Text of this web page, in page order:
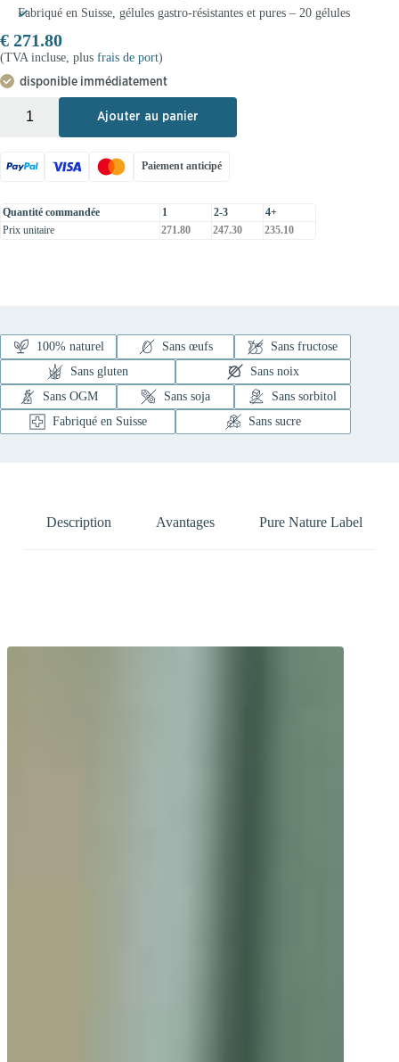
Fabriqué en Suisse, gélules gastro-résistantes et pures – 20 gélules
€ 271.80
(TVA incluse, plus frais de port)
disponible immédiatement
Ajouter au panier
Paiement anticipé
Quantité commandée 1 2-3
4+
Prix unitaire
271.80 247.30 235.10
100% naturel Sans œufs
Sans fructose
Sans gluten
Sans noix
Sans OGM
Sans soja
Sans sorbitol
Fabriqué en Suisse
Sans sucre
Description Avantages Pure Nature Label